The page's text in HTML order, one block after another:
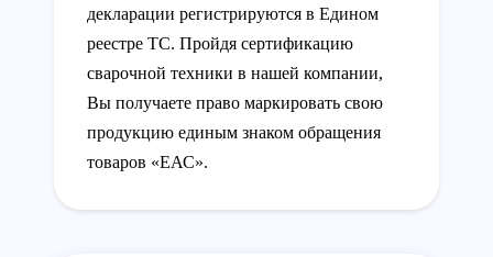
декларации регистрируются в Едином
реестре ТС. Пройдя сертификацию
сварочной техники в нашей компании,
Вы получаете право маркировать свою
продукцию единым знаком обращения
товаров «ЕАС».